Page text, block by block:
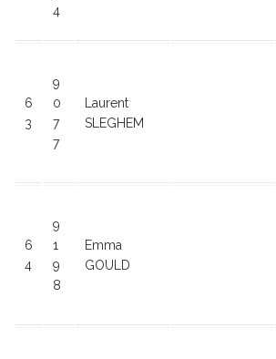
4
6
3
9
0
7
7
Laurent
SLEGHEM
6
4
9
1
9
8
Emma
GOULD